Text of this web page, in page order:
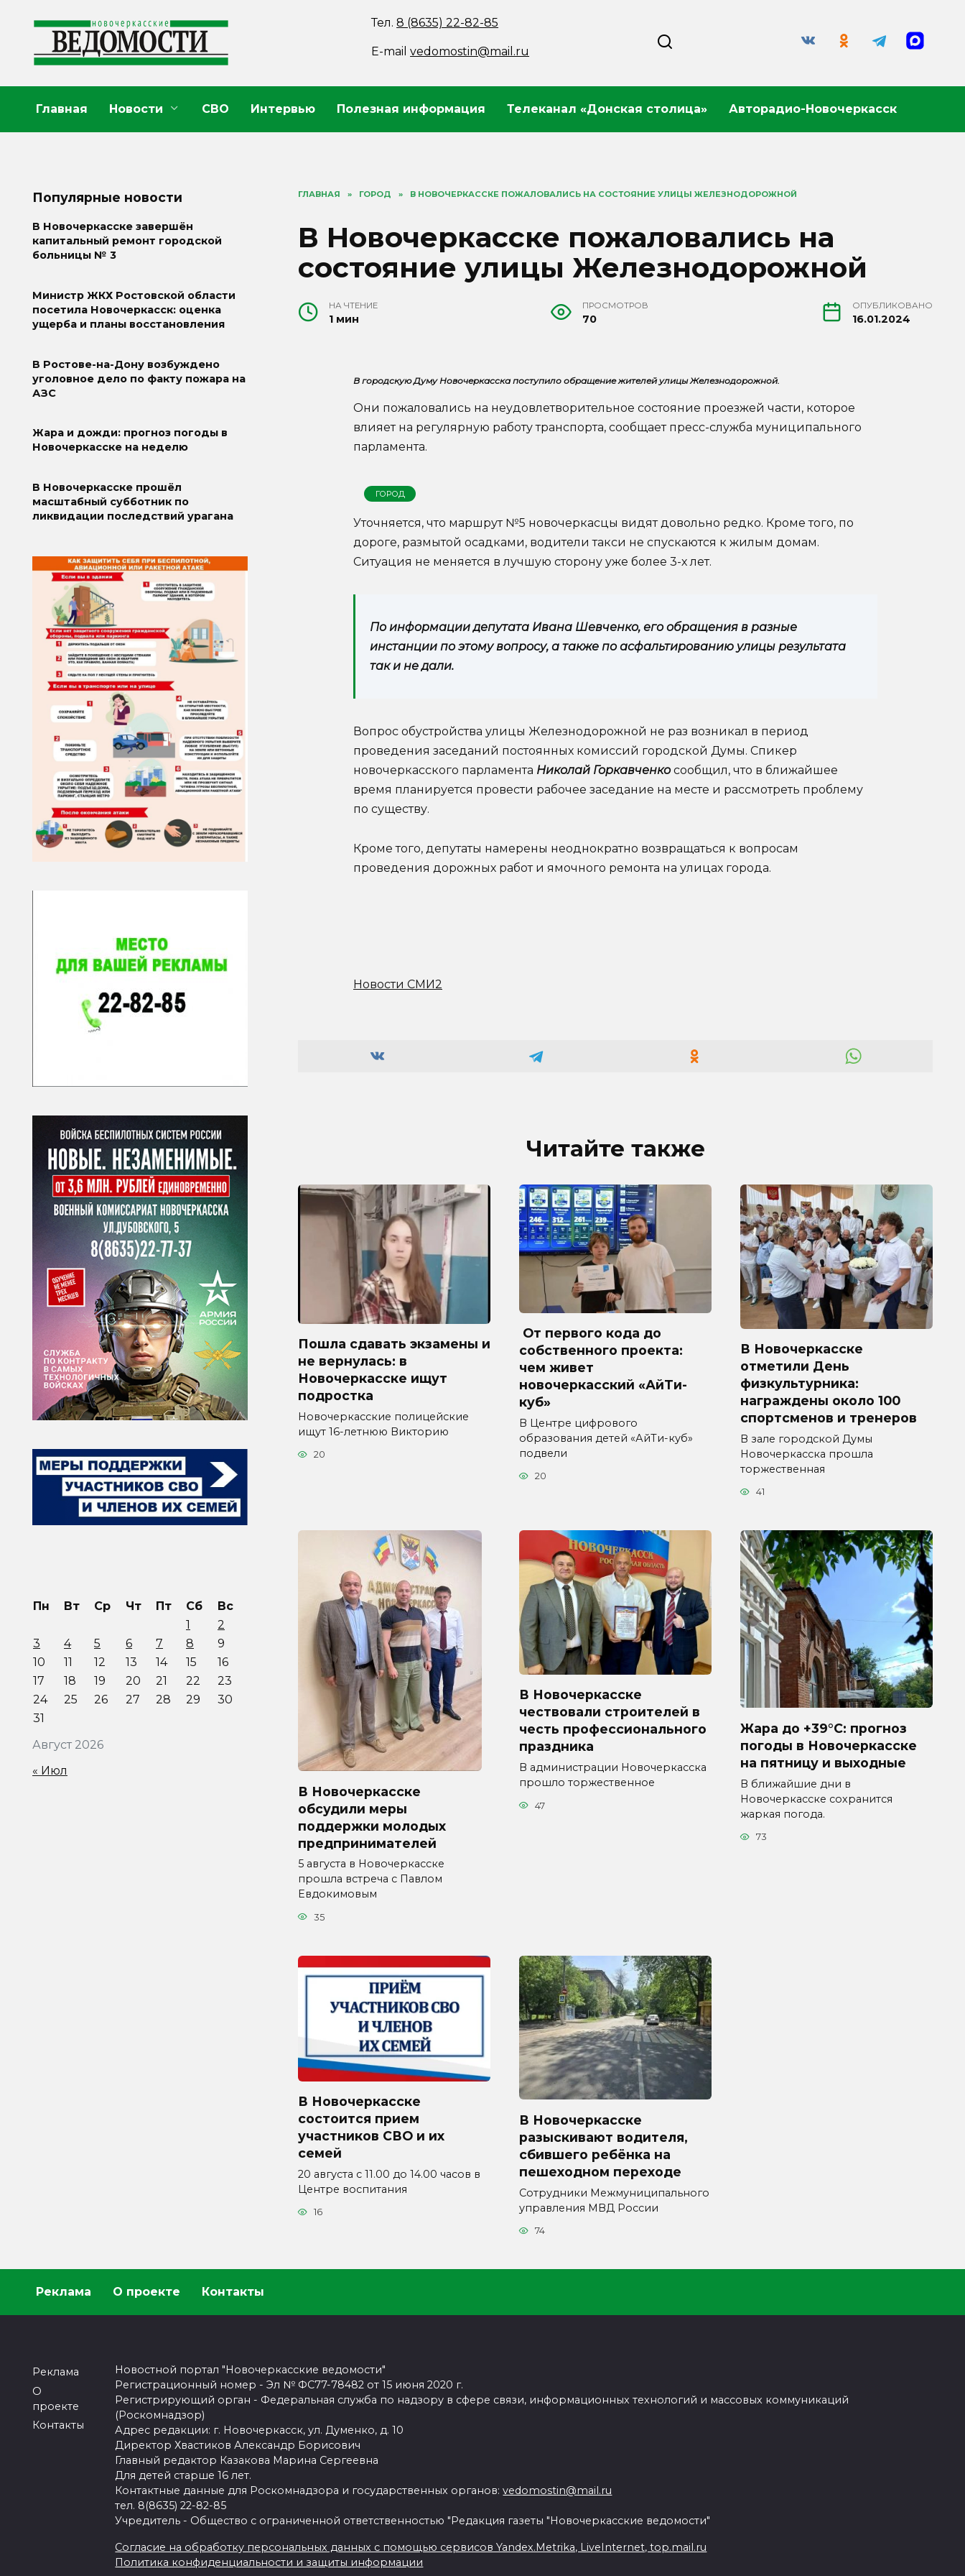
содержанию
Тел.8 (8635) 22-82-85
E-mailvedomostin@mail.ru
Главная Новости СВО Интервью Полезная информация Телеканал «Донская столица» Авторадио-Новочеркасск
ГЛАВНАЯ » ГОРОД » В НОВОЧЕРКАССКЕ ПОЖАЛОВАЛИСЬ НА СОСТОЯНИЕ УЛИЦЫ ЖЕЛЕЗНОДОРОЖНОЙ
В Новочеркасске пожаловались на
состояние улицы Железнодорожной
НА ЧТЕНИЕ
1 мин
ПРОСМОТРОВ
70
ОПУБЛИКОВАНО
16.01.2024
В городскую Думу Новочеркасска поступило обращение жителей улицы Железнодорожной.
Они пожаловались на неудовлетворительное состояние проезжей части, которое
влияет на регулярную работу транспорта, сообщает пресс-служба муниципального
парламента.
ГОРОД
Уточняется, что маршрут №5 новочеркасцы видят довольно редко. Кроме того, по
дороге, размытой осадками, водители такси не спускаются к жилым домам.
Ситуация не меняется в лучшую сторону уже более 3-х лет.
По информации депутата Ивана Шевченко, его обращения в разные
инстанции по этому вопросу, а также по асфальтированию улицы результата
так и не дали.
Вопрос обустройства улицы Железнодорожной не раз возникал в период
проведения заседаний постоянных комиссий городской Думы. Спикер
новочеркасского парламента Николай Горкавченкосообщил, что в ближайшее
время планируется провести рабочее заседание на месте и рассмотреть проблему
по существу.
Кроме того, депутаты намерены неоднократно возвращаться к вопросам
проведения дорожных работ и ямочного ремонта на улицах города.
Новости СМИ2
Читайте также
Пошла сдавать экзамены и
не вернулась: в
Новочеркасске ищут
подростка
Новочеркасские полицейские
ищут 16-летнюю Викторию
20
От первого кода до
собственного проекта:
чем живет
новочеркасский «АйТи-
куб»
В Центре цифрового
образования детей «АйТи-куб»
подвели
20
В Новочеркасске
отметили День
физкультурника:
награждены около 100
спортсменов и тренеров
В зале городской Думы
Новочеркасска прошла
торжественная
41
В Новочеркасске
обсудили меры
поддержки молодых
предпринимателей
5 августа в Новочеркасске
прошла встреча с Павлом
Евдокимовым
35
В Новочеркасске
чествовали строителей в
честь профессионального
праздника
В администрации Новочеркасска
прошло торжественное
47
Жара до +39°C: прогноз
погоды в Новочеркасске
на пятницу и выходные
В ближайшие дни в
Новочеркасске сохранится
жаркая погода.
73
В Новочеркасске
состоится прием
участников СВО и их
семей
20 августа с 11.00 до 14.00 часов в
Центре воспитания
16
В Новочеркасске
разыскивают водителя,
сбившего ребёнка на
пешеходном переходе
Сотрудники Межмуниципального
управления МВД России
74
Популярные новости
В Новочеркасске завершён
капитальный ремонт городской
больницы № 3
Министр ЖКХ Ростовской области
посетила Новочеркасск: оценка
ущерба и планы восстановления
В Ростове-на-Дону возбуждено
уголовное дело по факту пожара на
АЗС
Жара и дожди: прогноз погоды в
Новочеркасске на неделю
В Новочеркасске прошёл
масштабный субботник по
ликвидации последствий урагана
Август 2026
Пн Вт Ср Чт Пт Сб
Вс
1
2
3
4 5 6 7 8
9
10
11 12 13 14 15
16
17
18 19 20 21 22
23
24
25 26 27 28 29
30
31
« Июл
Реклама О проекте Контакты
Реклама
О
проекте
Контакты
Новостной портал "Новочеркасские ведомости"
Регистрационный номер - Эл № ФС77-78482 от 15 июня 2020 г.
Регистрирующий орган - Федеральная служба по надзору в сфере связи, информационных технологий и массовых коммуникаций
(Роскомнадзор)
Адрес редакции: г. Новочеркасск, ул. Думенко, д. 10
Директор Хвастиков Александр Борисович
Главный редактор Казакова Марина Сергеевна
Для детей старше 16 лет.
Контактные данные для Роскомнадзора и государственных органов:vedomostin@mail.ru
тел. 8(8635) 22-82-85
Учредитель - Общество с ограниченной ответственностью "Редакция газеты "Новочеркасские ведомости"
Согласие на обработку персональных данных с помощью сервисов Yandex.Metrika, LiveInternet, top.mail.ru
Политика конфиденциальности и защиты информации